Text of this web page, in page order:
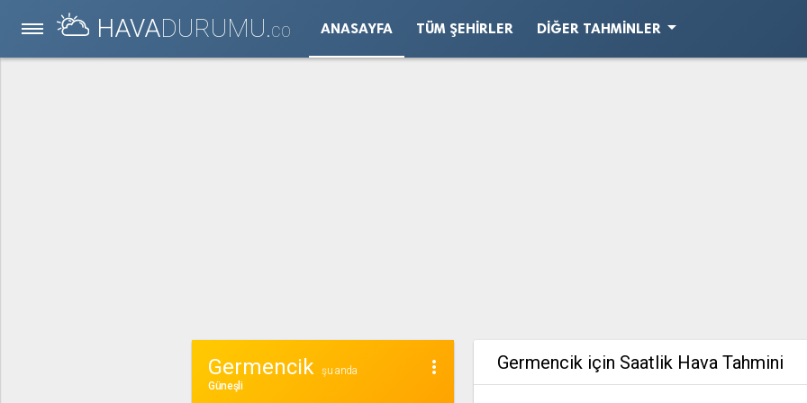
HAVADURUMU.CO ANASAYFA TÜM ŞEHIRLER DIĞER TAHMINLERarrow_drop_down
more_vert
Germencik şu anda
Güneşli
Germencik için Saatlik Hava Tahmini